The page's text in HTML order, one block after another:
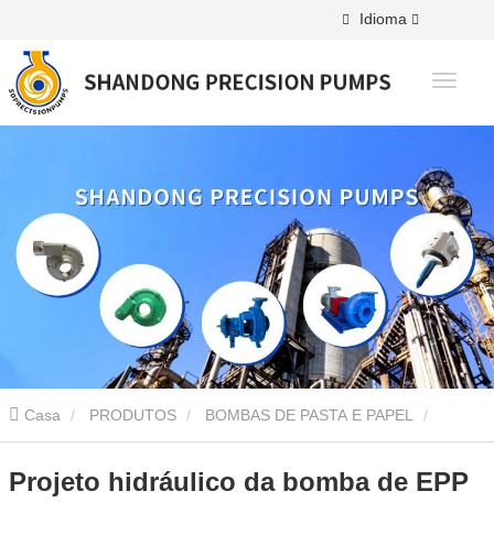
Idioma
Casa PRODUTOS BOMBAS DE PASTA E PAPEL
Bomba EPP Projeto hidráulico da bomba de EPP
Projeto hidráulico da bomba de EPP